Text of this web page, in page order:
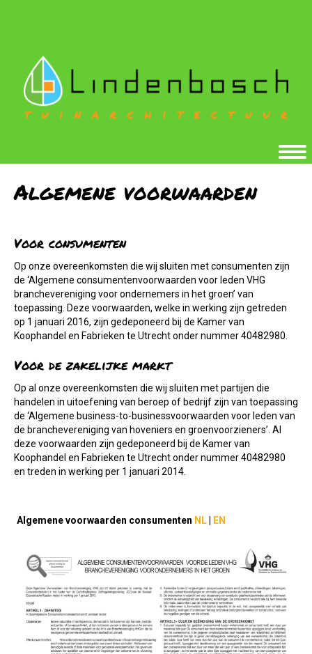
Algemene voorwaarden
Voor consumenten
Op onze overeenkomsten die wij sluiten met consumenten zijn
de ‘Algemene consumentenvoorwaarden voor leden VHG
branchevereniging voor ondernemers in het groen’ van
toepassing. Deze voorwaarden, welke in werking zijn getreden
op 1 januari 2016, zijn gedeponeerd bij de Kamer van
Koophandel en Fabrieken te Utrecht onder nummer 40482980.
Voor de zakelijke markt
Op al onze overeenkomsten die wij sluiten met partijen die
handelen in uitoefening van beroep of bedrijf zijn van toepassing
de ‘Algemene business-to-businessvoorwaarden voor leden van
de branchevereniging van hoveniers en groenvoorzieners’. Al
deze voorwaarden zijn gedeponeerd bij de Kamer van
Koophandel en Fabrieken te Utrecht onder nummer 40482980
en treden in werking per 1 januari 2014.
Algemene voorwaarden consumenten NL| EN